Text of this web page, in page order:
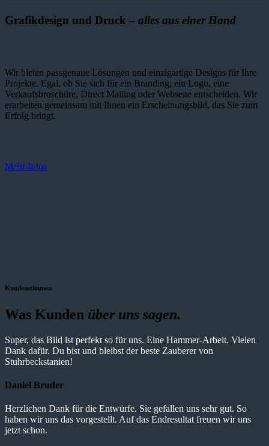
Grafikdesign und Druck – alles aus einer Hand
Wir bieten passgenaue Lösungen und einzig­artige Designs für Ihre
Projekte. Egal, ob Sie sich für ein Branding, ein Logo, eine
Verkaufsbroschüre, Direct Mailing oder Webseite entscheiden. Wir
erarbeiten gemeinsam mit Ihnen ein Erscheinungsbild, das Sie zum
Erfolg bringt.
Mehr Infos
Kundenstimmen
Was Kunden über uns sagen.
Super, das Bild ist perfekt so für uns. Eine Hammer-Arbeit. Vielen
Dank dafür. Du bist und bleibst der beste Zauberer von
Stuhrbeckstanien!
Daniel Bruder
Herzlichen Dank für die Entwürfe. Sie gefallen uns sehr gut. So
haben wir uns das vorgestellt. Auf das Endresultat freuen wir uns
jetzt schon.